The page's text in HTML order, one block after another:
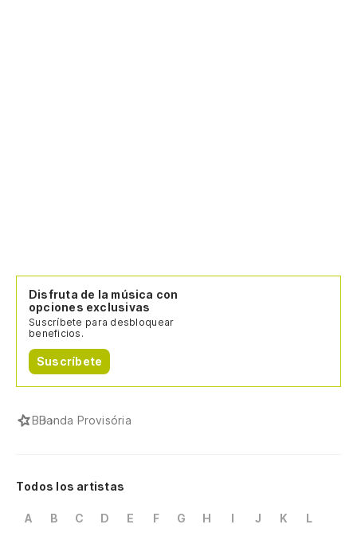
Disfruta de la música con
opciones exclusivas
Suscríbete para desbloquear
beneficios.
Suscríbete
BBanda Provisória
Todos los artistas
A B C D E F G H I J K
L